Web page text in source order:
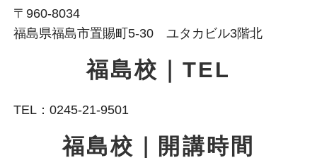
〒960-8034
福島県福島市置賜町5-30 ユタカビル3階北
福島校｜TEL
TEL：0245-21-9501
福島校｜開講時間